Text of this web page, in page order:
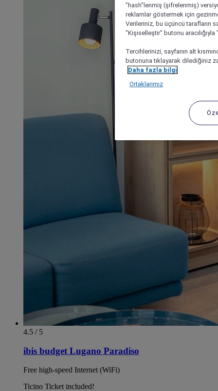
4.5 / 5
ibis budget Lugano Paradiso
Free high-speed Internet (WiFi)
Ticino Ticket included!
"hash"lenmiş (şifrelenmiş)
reklamlar göstermek için
Verileriniz, bu üçüncü tarafların
"Kişiselleştir" butonu
Tercihlerinizi, sayfanın alt
butonuna tıklayarak dilediğiniz
Daha fazla bilgi
Ortaklarımız